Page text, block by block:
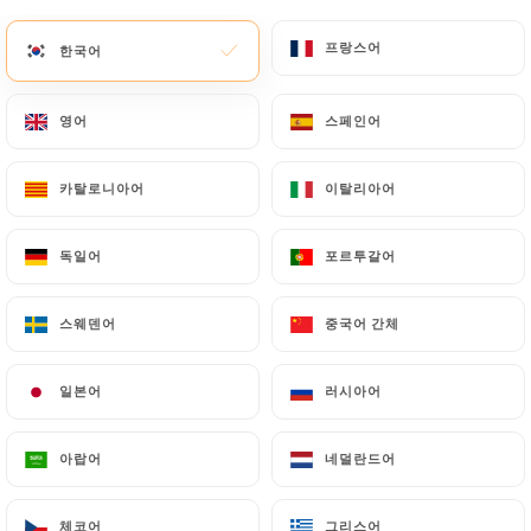
메뉴
한국어 프랑스어
영어 스페인어
카탈로니아어 이탈리아어
독일어 포르투갈어
스웨덴어 중국어 간체
일본어 러시아어
아랍어 네덜란드어
체코어 그리스어
연락처
한국어 프랑스어
영어 스페인어
카탈로니아어 이탈리아어
독일어 포르투갈어
스웨덴어 중국어 간체
일본어 러시아어
아랍어 네덜란드어
체코어 그리스어